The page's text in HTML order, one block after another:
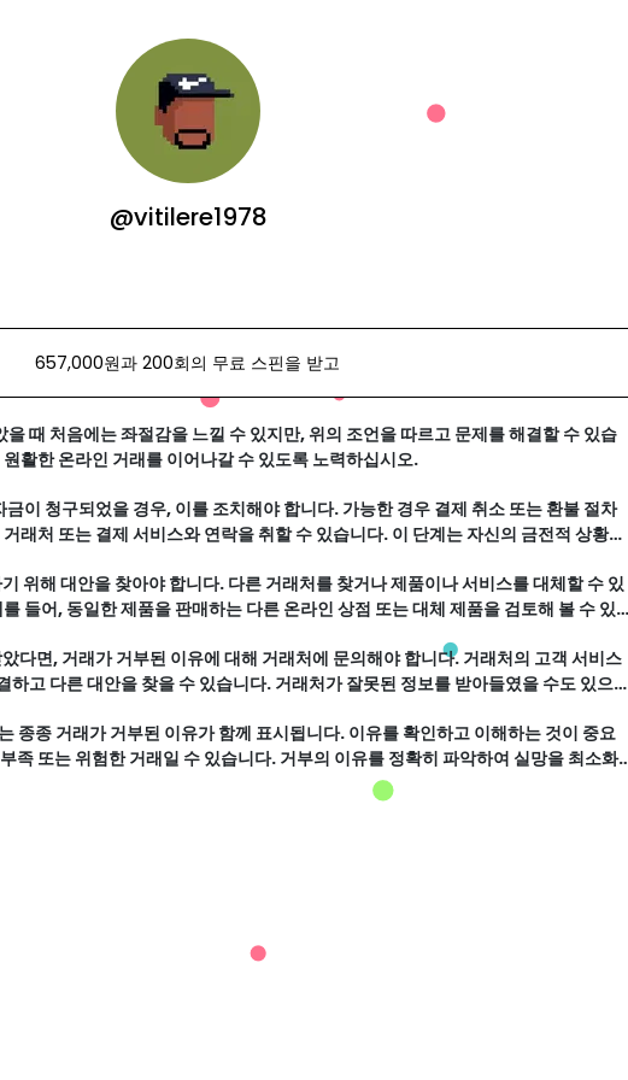
@vitilere1978
657,000원과 200회의 무료 스핀을 받고
때 처음에는 좌절감을 느낄 수 있지만, 위의 조언을 따르고 문제를 해결할 수 있습
활한 온라인 거래를 이어나갈 수 있도록 노력하십시오.
이 청구되었을 경우, 이를 조치해야 합니다. 가능한 경우 결제 취소 또는 환불 절차
래처 또는 결제 서비스와 연락을 취할 수 있습니다. 이 단계는 자신의 금전적 상황을
위해 대안을 찾아야 합니다. 다른 거래처를 찾거나 제품이나 서비스를 대체할 수 있
들어, 동일한 제품을 판매하는 다른 온라인 상점 또는 대체 제품을 검토해 볼 수 있
다면, 거래가 거부된 이유에 대해 거래처에 문의해야 합니다. 거래처의 고객 서비스
하고 다른 대안을 찾을 수 있습니다. 거래처가 잘못된 정보를 받아들였을 수도 있으므
종종 거래가 거부된 이유가 함께 표시됩니다. 이유를 확인하고 이해하는 것이 중요
족 또는 위험한 거래일 수 있습니다. 거부의 이유를 정확히 파악하여 실망을 최소화
다.